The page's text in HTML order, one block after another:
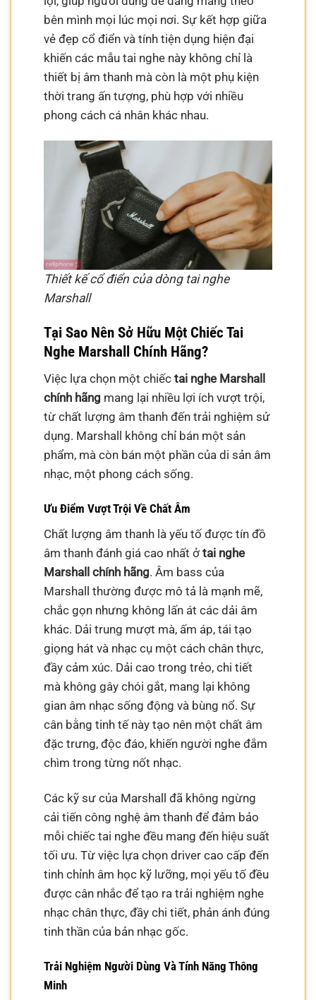
bên mình mọi lúc mọi nơi. Sự kết hợp giữa
vẻ đẹp cổ điển và tính tiện dụng hiện đại
khiến các mẫu tai nghe này không chỉ là
thiết bị âm thanh mà còn là một phụ kiện
thời trang ấn tượng, phù hợp với nhiều
phong cách cá nhân khác nhau.
Thiết kế cổ điển của dòng tai nghe
Marshall
Tại Sao Nên Sở Hữu Một Chiếc Tai
Nghe Marshall Chính Hãng?
Việc lựa chọn một chiếctai nghe Marshall
chính hãng mang lại nhiều lợi ích vượt trội,
từ chất lượng âm thanh đến trải nghiệm sử
dụng. Marshall không chỉ bán một sản
phẩm, mà còn bán một phần của di sản âm
nhạc, một phong cách sống.
Ưu Điểm Vượt Trội Về Chất Âm
Chất lượng âm thanh là yếu tố được tín đồ
âm thanh đánh giá cao nhất ởtai nghe
Marshall chính hãng. Âm bass của
Marshall thường được mô tả là mạnh mẽ,
chắc gọn nhưng không lấn át các dải âm
khác. Dải trung mượt mà, ấm áp, tái tạo
giọng hát và nhạc cụ một cách chân thực,
đầy cảm xúc. Dải cao trong trẻo, chi tiết
mà không gây chói gắt, mang lại không
gian âm nhạc sống động và bùng nổ. Sự
cân bằng tinh tế này tạo nên một chất âm
đặc trưng, độc đáo, khiến người nghe đắm
chìm trong từng nốt nhạc.
Các kỹ sư của Marshall đã không ngừng
cải tiến công nghệ âm thanh để đảm bảo
mỗi chiếc tai nghe đều mang đến hiệu suất
tối ưu. Từ việc lựa chọn driver cao cấp đến
tinh chỉnh âm học kỹ lưỡng, mọi yếu tố đều
được cân nhắc để tạo ra trải nghiệm nghe
nhạc chân thực, đầy chi tiết, phản ánh đúng
tinh thần của bản nhạc gốc.
Trải Nghiệm Người Dùng Và Tính Năng Thông
Minh